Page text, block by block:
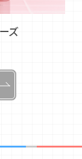
ズ